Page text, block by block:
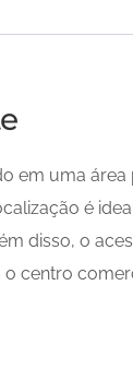
em uma
é
disso, o
centro